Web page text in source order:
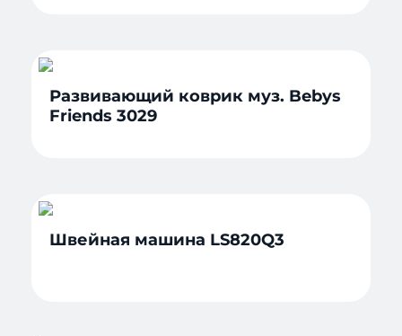
Развивающий коврик муз. Bebys
Friends 3029
Швейная машина LS820Q3